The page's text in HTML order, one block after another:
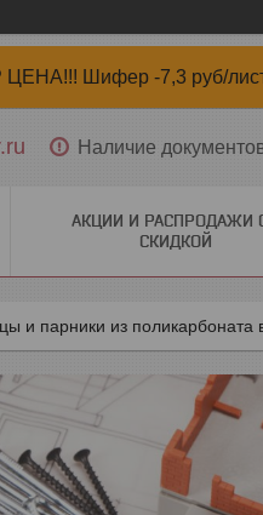
Шифер -7,3 руб/
Наличие
АКЦИИ И РАСПРОДАЖИ
СКИДКОЙ
и парники из поликарбоната